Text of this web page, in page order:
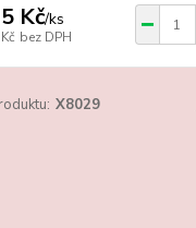
Kč/ks
bez DPH
X8029